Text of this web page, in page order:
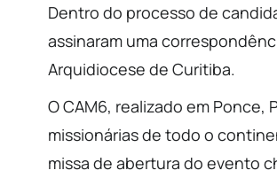
Dentro do processo de
assinaram uma
Arquidiocese de Curitiba.
O CAM6, realizado em Ponce,
missionárias de todo o
missa de abertura do evento